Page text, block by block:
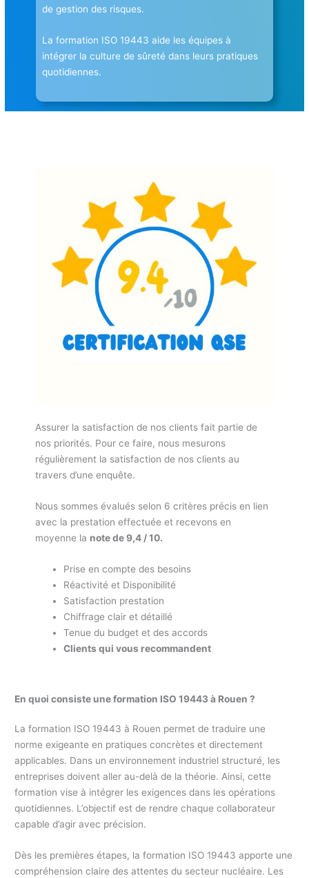
de gestion des risques.
La formation ISO 19443 aide les équipes à
intégrer la culture de sûreté dans leurs pratiques
quotidiennes.
Assurer la satisfaction de nos clients fait partie de
nos priorités. Pour ce faire, nous mesurons
régulièrement la satisfaction de nos clients au
travers d’une enquête.
Nous sommes évalués selon 6 critères précis en lien
avec la prestation effectuée et recevons en
moyenne la note de 9,4 / 10.
Prise en compte des besoins
Réactivité et Disponibilité
Satisfaction prestation
Chiffrage clair et détaillé
Tenue du budget et des accords
Clients qui vous recommandent
En quoi consiste une formation ISO 19443 à Rouen ?
La formation ISO 19443 à Rouen permet de traduire une
norme exigeante en pratiques concrètes et directement
applicables. Dans un environnement industriel structuré, les
entreprises doivent aller au-delà de la théorie. Ainsi, cette
formation vise à intégrer les exigences dans les opérations
quotidiennes. L’objectif est de rendre chaque collaborateur
capable d’agir avec précision.
Dès les premières étapes, la formation ISO 19443 apporte une
compréhension claire des attentes du secteur nucléaire. Les